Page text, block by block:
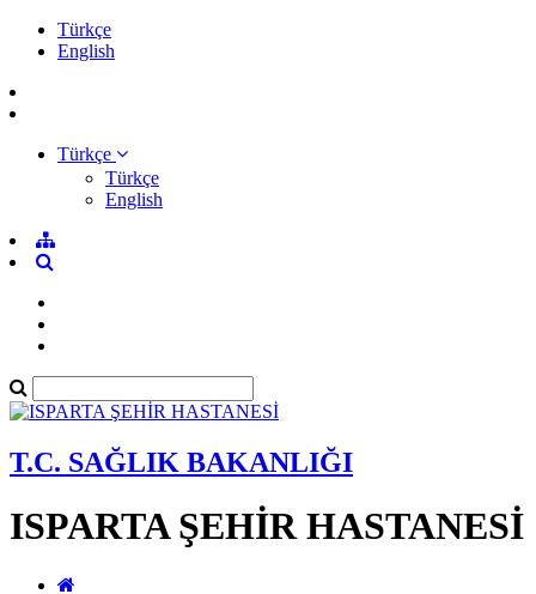
Türkçe
English
Türkçe
Türkçe
English
T.C. SAĞLIK BAKANLIĞI
ISPARTA ŞEHİR HASTANESİ